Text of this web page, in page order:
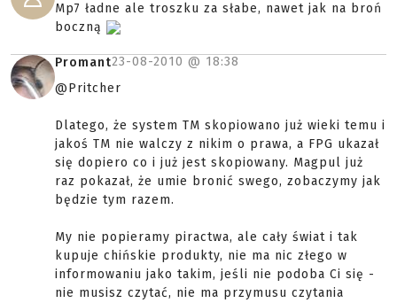
Mp7 ładne ale troszku za słabe, nawet jak na broń
boczną
Promant23-08-2010 @ 18:38
@Pritcher
Dlatego, że system TM skopiowano już wieki temu i
jakoś TM nie walczy z nikim o prawa, a FPG ukazał
się dopiero co i już jest skopiowany. Magpul już
raz pokazał, że umie bronić swego, zobaczymy jak
będzie tym razem.
My nie popieramy piractwa, ale cały świat i tak
kupuje chińskie produkty, nie ma nic złego w
informowaniu jako takim, jeśli nie podoba Ci się -
nie musisz czytać, nie ma przymusu czytania